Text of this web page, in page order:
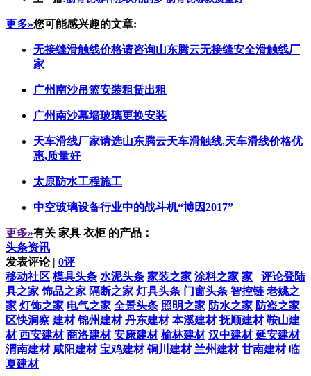
更多»您可能感兴趣的文章:
无接缝滑触线价格请咨询山东腾云无接缝安全滑触线厂
家
广州南沙吊篮安装租赁出租
广州南沙幕墙玻璃更换安装
天车滑线厂家请选山东腾云天车滑触线,天车滑线价格优
惠,质量好
太原防水工程施工
中空玻璃设备行业中的战斗机“博因2017”
更多»有关 家具 衣柜 的产品：
头条资讯
发表评论 | 0评
评论登陆
移动社区 模具头条 水泥头条 家装之家 涂料之家 家
具之家 饰品之家 隔断之家 灯具头条 门窗头条 智控链 老姚之
家 灯饰之家 电气之家 全景头条 照明之家 防水之家 防盗之家
区快洞察 建材 锦州建材 丹东建材 本溪建材 抚顺建材 鞍山建
材 西安建材 商洛建材 安康建材 榆林建材 汉中建材 延安建材
渭南建材 咸阳建材 宝鸡建材 铜川建材 兰州建材 甘南建材 临
夏建材